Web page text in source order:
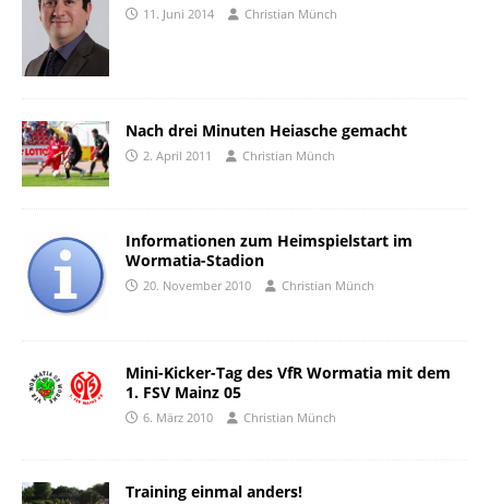
11. Juni 2014 Christian Münch
Nach drei Minuten Heiasche gemacht
2. April 2011 Christian Münch
Informationen zum Heimspielstart im
Wormatia-Stadion
20. November 2010 Christian Münch
Mini-Kicker-Tag des VfR Wormatia mit dem
1. FSV Mainz 05
6. März 2010 Christian Münch
Training einmal anders!